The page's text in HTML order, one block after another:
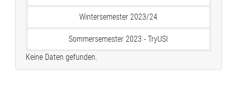
Wintersemester 2023/24
Sommersemester 2023 - TryUSI
Keine Daten gefunden.